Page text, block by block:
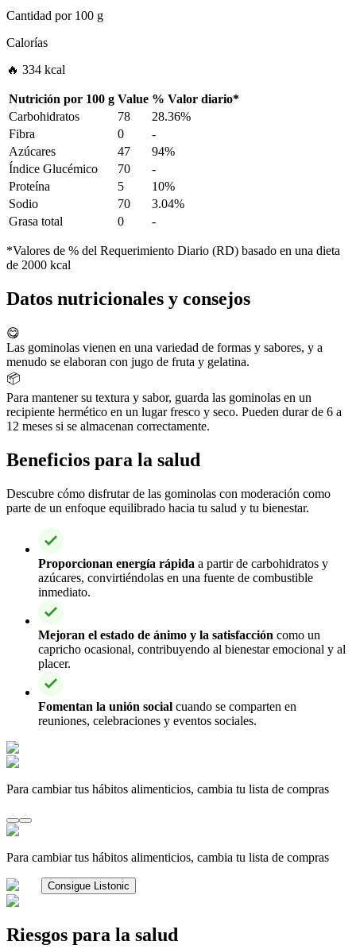
Cantidad por100 g
Calorías
🔥 334 kcal
Nutrición por 100 g Value % Valor diario*
Carbohidratos
78
28.36%
Fibra
0
-
Azúcares
47
94%
Índice Glucémico
70
-
Proteína
5
10%
Sodio
70
3.04%
Grasa total
0 -
*Valores de % del Requerimiento Diario (RD) basado en una dieta
de 2000 kcal
Datos nutricionales y consejos
😋
Las gominolas vienen en una variedad de formas y sabores, y a
menudo se elaboran con jugo de fruta y gelatina.
📦
Para mantener su textura y sabor, guarda las gominolas en un
recipiente hermético en un lugar fresco y seco. Pueden durar de 6 a
12 meses si se almacenan correctamente.
Beneficios para la salud
Descubre cómo disfrutar de las gominolas con moderación como
parte de un enfoque equilibrado hacia tu salud y tu bienestar.
Proporcionan energía rápida a partir de carbohidratos y
azúcares, convirtiéndolas en una fuente de combustible
inmediato.
Mejoran el estado de ánimo y la satisfacción como un
capricho ocasional, contribuyendo al bienestar emocional y al
placer.
Fomentan la unión social cuando se comparten en
reuniones, celebraciones y eventos sociales.
Para cambiar tus hábitos alimenticios, cambia tu lista de compras
Para cambiar tus hábitos alimenticios, cambia tu lista de compras
Consigue Listonic
Riesgos para la salud